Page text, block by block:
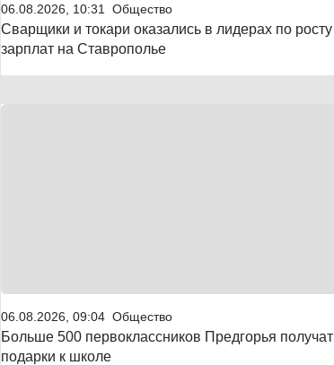
06.08.2026, 10:31 Общество
Сварщики и токари оказались в лидерах по росту
зарплат на Ставрополье
06.08.2026, 09:04 Общество
Больше 500 первоклассников Предгорья получат
подарки к школе